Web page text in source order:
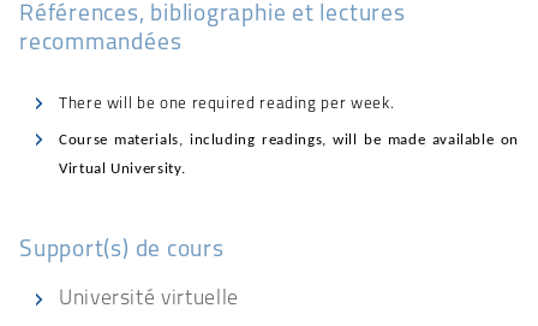
Références, bibliographie et lectures
recommandées
There will be one required reading per week.
Course materials, including readings, will be made available on
Virtual University.
Support(s) de cours
Université virtuelle